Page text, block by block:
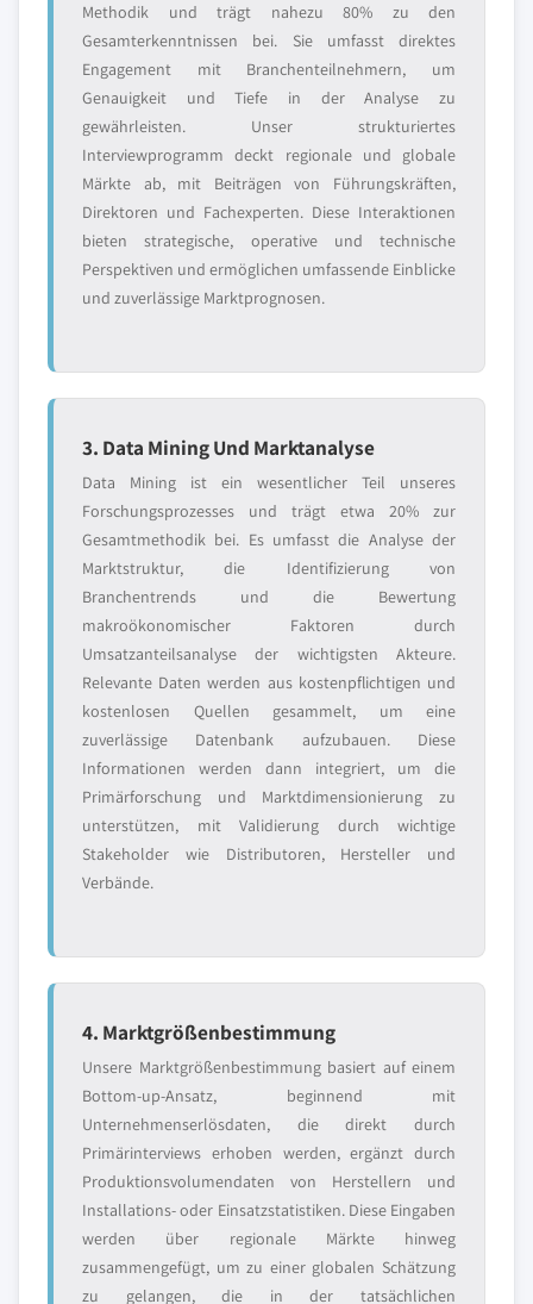
Methodik und trägt nahezu 80% zu den
Gesamterkenntnissen bei. Sie umfasst direktes
Engagement mit Branchenteilnehmern, um
Genauigkeit und Tiefe in der Analyse zu
gewährleisten. Unser strukturiertes
Interviewprogramm deckt regionale und globale
Märkte ab, mit Beiträgen von Führungskräften,
Direktoren und Fachexperten. Diese Interaktionen
bieten strategische, operative und technische
Perspektiven und ermöglichen umfassende Einblicke
und zuverlässige Marktprognosen.
3. Data Mining Und Marktanalyse
Data Mining ist ein wesentlicher Teil unseres
Forschungsprozesses und trägt etwa 20% zur
Gesamtmethodik bei. Es umfasst die Analyse der
Marktstruktur, die Identifizierung von
Branchentrends und die Bewertung
makroökonomischer Faktoren durch
Umsatzanteilsanalyse der wichtigsten Akteure.
Relevante Daten werden aus kostenpflichtigen und
kostenlosen Quellen gesammelt, um eine
zuverlässige Datenbank aufzubauen. Diese
Informationen werden dann integriert, um die
Primärforschung und Marktdimensionierung zu
unterstützen, mit Validierung durch wichtige
Stakeholder wie Distributoren, Hersteller und
Verbände.
4. Marktgrößenbestimmung
Unsere Marktgrößenbestimmung basiert auf einem
Bottom-up-Ansatz, beginnend mit
Unternehmenserlösdaten, die direkt durch
Primärinterviews erhoben werden, ergänzt durch
Produktionsvolumendaten von Herstellern und
Installations- oder Einsatzstatistiken. Diese Eingaben
werden über regionale Märkte hinweg
zusammengefügt, um zu einer globalen Schätzung
zu gelangen, die in der tatsächlichen